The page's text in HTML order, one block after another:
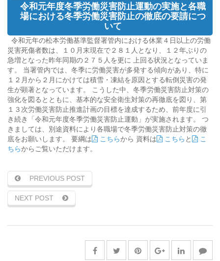
令和元年度冬季労働災害防止運動の実施と各職
場における冬季労働災害防止の徹底の要請につ
いて
令和元年の松本労働基準監督署管内における休業４日以上の労働
災害死傷者数は、１０月末現在で２８１人となり、１２年ぶりの
急増となった昨年同期の２７５人を更に 上回る状況となっていま
す。 当署管内では、冬季に労働災害が多発する傾向があり、特に
１２月から２月にかけては積雪・凍結を原因とする転倒災害の発
生が顕著となっています。 こうした中、冬季労働災害防止対策の
強化を図るとともに、基本的な安全衛生対策の再徹底を図り、第
１３次労働災害防止推進計画の目標を達成するため、前年度に引
き続き「令和元年度冬季労働災害防止運動」が実施されます。 つ
きましては、別途資料により各職場で冬季労働災害防止対策の徹
底をお願いします。 要綱は
こちらから 資料は こちら と
こ
ちらからご覧いただけます。
PREVIOUS POST
NEXT POST